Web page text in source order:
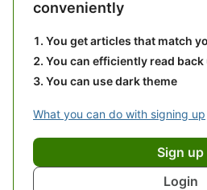
conveniently
You get articles that match
You can efficiently read
You can use dark theme
What you can do with signing up
Sign up
Login